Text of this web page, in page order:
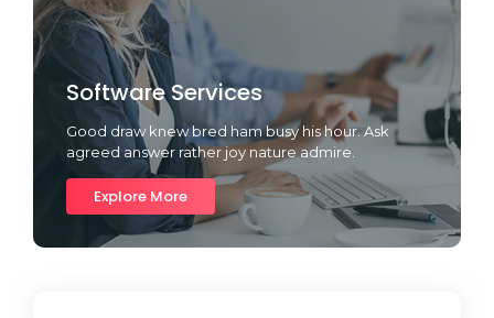
Software Services
Good draw knew bred ham busy his hour. Ask
agreed answer rather joy nature admire.
Explore More